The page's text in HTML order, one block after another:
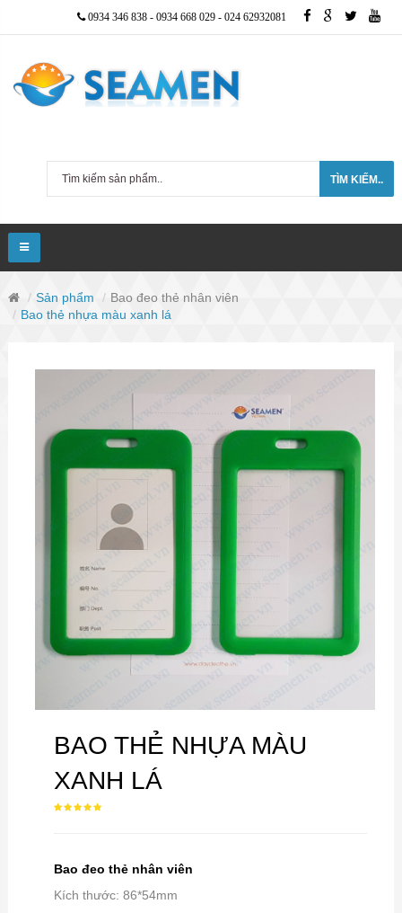
0934 346 838 - 0934 668 029 - 024 62932081
TÌM KIẾM..
Sản phẩm
Bao đeo thẻ nhân viên
Bao thẻ nhựa màu xanh lá
BAO THẺ NHỰA MÀU
XANH LÁ
Bao đeo thẻ nhân viên
Kích thước: 86*54mm